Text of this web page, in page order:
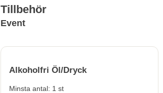
Tillbehör
Event
Alkoholfri Öl/Dryck
Minsta antal: 1 st